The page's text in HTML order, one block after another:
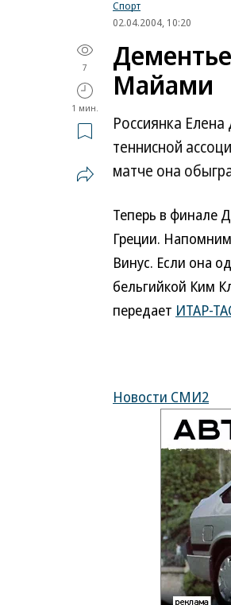
Спорт
02.04.2004, 10:20
7
1 мин.
Майами
Россиянка
теннисной
матче она
Теперь в финале
Греции.
Винус. Если она
бельгийкой Ким
передает ИТАР-
Новости СМИ2